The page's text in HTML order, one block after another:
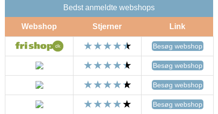
Bedst anmeldte webshops
Webshop Stjerner Link
Besøg webshop
Besøg webshop
Besøg webshop
Besøg webshop